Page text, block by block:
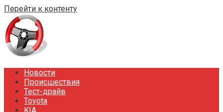
Перейти к контенту
Новости
Происшествия
Тест-драйв
Toyota